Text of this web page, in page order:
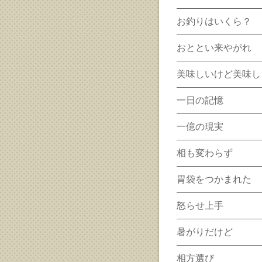
お釣りはいくら？
おととい来やがれ
美味しいけど美味
一日の記憶
一億の現実
相も変わらず
胃袋をつかまれた
怒らせ上手
暑がりだけど
相方選び